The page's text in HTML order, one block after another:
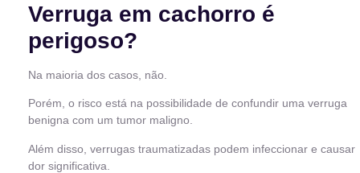
Verruga em cachorro é
perigoso?
Na maioria dos casos, não.
Porém, o risco está na possibilidade de confundir uma verruga
benigna com um tumor maligno.
Além disso, verrugas traumatizadas podem infeccionar e causar
dor significativa.